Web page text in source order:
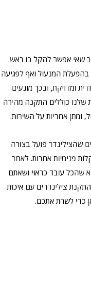
אפשר להקל בו ראש.
המנעול ואף לפגיעה
ובכך מונעים
כוללים התקנה מהירה
אחריות על השירות.
פועל בצורה
אחרות. לאחר
עובד כראוי ושאתם
עם איכות
לשרת אתכם.